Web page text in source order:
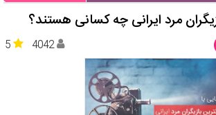
مرد ایرانی چه کسانی هستند؟
5 4042